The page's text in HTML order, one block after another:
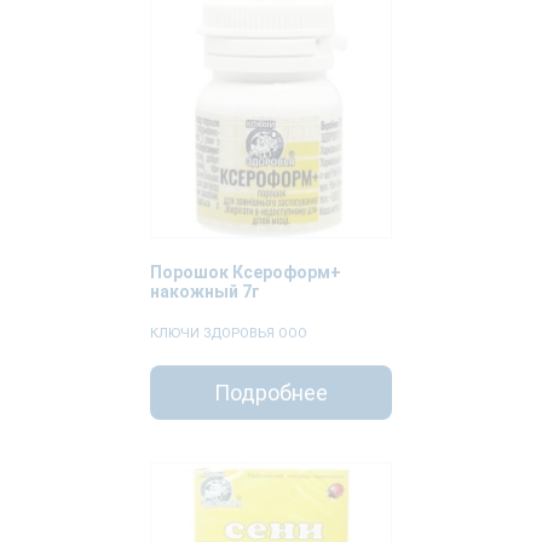
Порошок Ксероформ+
накожный 7г
КЛЮЧИ ЗДОРОВЬЯ ООО
Подробнее